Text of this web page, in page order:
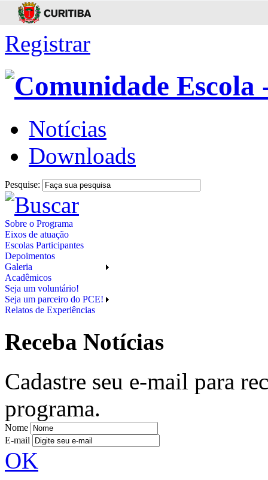
Registrar
Notícias
Downloads
Pesquise:
Sobre o Programa
Eixos de atuação
Escolas Participantes
Depoimentos
Galeria
Acadêmicos
Seja um voluntário!
Seja um parceiro do PCE!
Relatos de Experiências
Receba Notícias
Cadastre seu e-mail para
programa.
Nome
E-mail
OK